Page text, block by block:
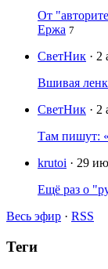
От
Ержа 7
СветНик · 2
Вшивая
СветНик · 2
Там пишут:
krutoi · 29
Ещё раз о
Весь эфир · RSS
Теги